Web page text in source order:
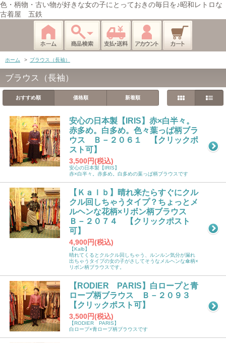
色・柄物・古い物が好きな女の子にとっておきの毎日を♪昭和レトロな
古着屋 五鉄
ホーム > ブラウス（長袖）
ブラウス（長袖）
おすすめ順 価格順 新着順
安心の日本製【IRIS】赤×白半々。
赤多め。白多め。色々葉っぱ柄ブラ
ウス Ｂ－２０６１ 【クリックポ
スト可】
3,500円(税込)
安心の日本製【IRIS】
赤×白半々。赤多め。白多めの葉っぱ柄ブラウスです
【Ｋａｌｂ】晴れ来たらすぐにクル
クル回しちゃうタイプ？ちょっとメ
ルヘンな花柄×リボン柄ブラウス
Ｂ－２０７４ 【クリックポスト
可】
4,900円(税込)
【Kalb】
晴れてくるとクルクル回しちゃう、ルンルン気分が漏れ
出ちゃうタイプの女の子がさしてそうなメルヘンな傘柄×
リボン柄ブラウスです。
【RODIER PARIS】白ロープと青
ロープ柄ブラウス Ｂ－２０９３
【クリックポスト可】
3,500円(税込)
【RODIER PARIS】
白ロープ×青ロープ柄ブラウスです